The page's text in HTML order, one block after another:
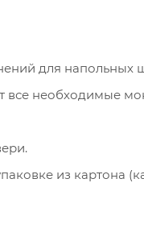
для напольных
все необходимые
из картона